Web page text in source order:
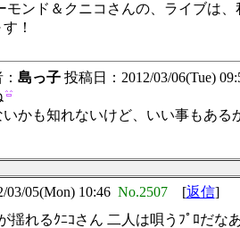
ンド＆クニコさんの、ライブは、
！
島っ子投稿日：2012/03/06(Tue)
かも知れないけど、いい事もある
03/05(Mon) 10:46 No.2507[返信]
れるｸﾆｺさん 二人は唄うﾌﾟﾛだな